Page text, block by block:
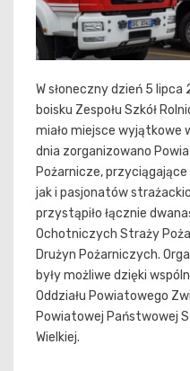
W słoneczny dzień 5
boisku Zespołu Szkół
miało miejsce wyjątkowe
dnia zorganizowano
Pożarnicze,
jak i pasjonatów
przystąpiło łącznie
Ochotniczych Straży
Drużyn Pożarniczych.
były możliwe dzięki
Oddziału Powiatowego
Powiatowej Państwowej
Wielkiej.